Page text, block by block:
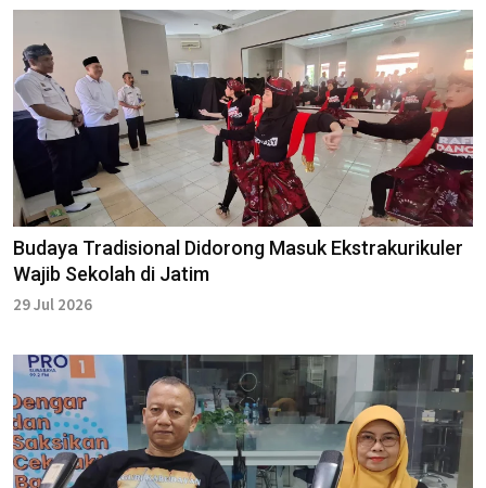
Budaya Tradisional Didorong Masuk Ekstrakurikuler
Wajib Sekolah di Jatim
29 Jul 2026